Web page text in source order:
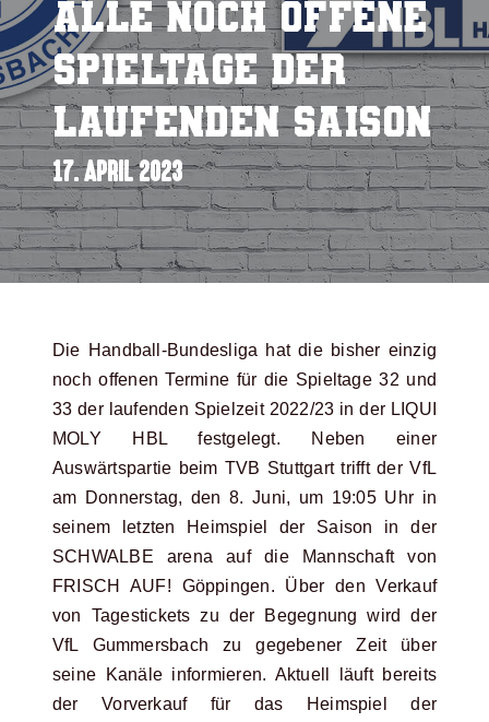
alle noch offene
Spieltage der
laufenden Saison
17. APRIL 2023
Die Handball-Bundesliga hat die bisher einzig
noch offenen Termine für die Spieltage 32 und
33 der laufenden Spielzeit 2022/23 in der LIQUI
MOLY HBL festgelegt. Neben einer
Auswärtspartie beim TVB Stuttgart trifft der VfL
am Donnerstag, den 8. Juni, um 19:05 Uhr in
seinem letzten Heimspiel der Saison in der
SCHWALBE arena auf die Mannschaft von
FRISCH AUF! Göppingen. Über den Verkauf
von Tagestickets zu der Begegnung wird der
VfL Gummersbach zu gegebener Zeit über
seine Kanäle informieren. Aktuell läuft bereits
der Vorverkauf für das Heimspiel der